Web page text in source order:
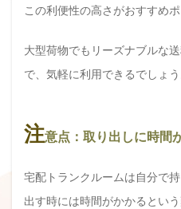
この利便性の高さがおすすめポ
大型荷物でもリーズナブルな
で、気軽に利用できるでしょう
注意点：取り出しに時間
宅配トランクルームは自分で
出す時には時間がかかるという